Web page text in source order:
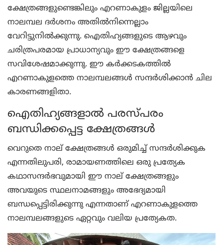
ക്ഷേത്രങ്ങളുണ്ടെങ്കിലും എറണാകുളം ജില്ലയിലെ
നാലമ്പല ദര്‍ശനം അതില്‍നിന്നെല്ലാം
വേറിട്ടുനില്‍ക്കുന്നു. ഐതിഹ്യങ്ങളുടെ ആഴവും
ചരിത്രപരമായ പ്രാധാന്യവും ഈ ക്ഷേത്രങ്ങളെ
സവിശേഷമാക്കുന്നു. ഈ കര്‍ക്കടകത്തില്‍
എറണാകുളത്തെ നാലമ്പലങ്ങള്‍ സന്ദര്‍ശിക്കാന്‍ ചില
കാരണങ്ങളിതാ.
ഐതിഹ്യങ്ങളാല്‍ പരസ്പരം
ബന്ധിക്കപ്പെട്ട ക്ഷേത്രങ്ങള്‍
വെറുതെ നാല് ക്ഷേത്രങ്ങള്‍ ഒരുമിച്ച് സന്ദര്‍ശിക്കുക
എന്നതിലുപരി, രാമായണത്തിലെ ഒരു പ്രത്യേക
കഥാസന്ദര്‍ഭവുമായി ഈ നാല് ക്ഷേത്രങ്ങളും
അവയുടെ സ്ഥലനാമങ്ങളും അഭേദ്യമായി
ബന്ധപ്പെട്ടിരിക്കുന്നു എന്നതാണ് എറണാകുളത്തെ
നാലമ്പലങ്ങളുടെ ഏറ്റവും വലിയ പ്രത്യേകത.